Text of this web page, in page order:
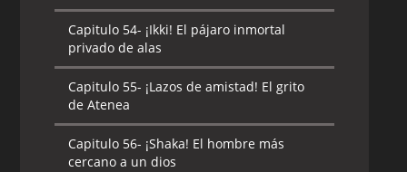
Capitulo 54- ¡Ikki! El pájaro inmortal
privado de alas
Capitulo 55- ¡Lazos de amistad! El grito
de Atenea
Capitulo 56- ¡Shaka! El hombre más
cercano a un dios